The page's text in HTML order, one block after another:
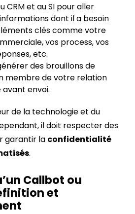
CRM et au SI pour aller
dont il a besoin
clés comme votre
vos process, vos
etc.
des brouillons de
membre de votre relation
envoi.
de la technologie et du
il doit respecter des
garantir la confidentialité
.
Callbot ou
et